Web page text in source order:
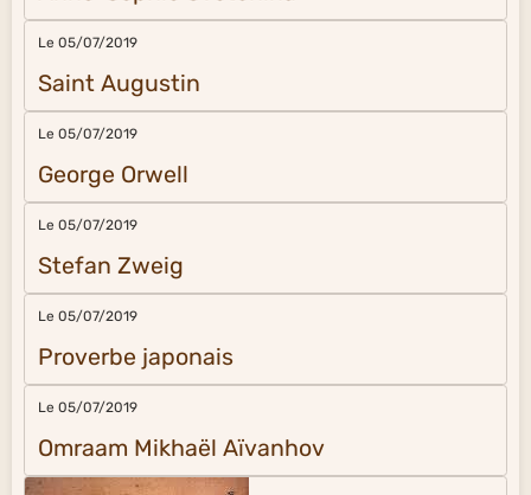
Le 05/07/2019
Saint Augustin
Le 05/07/2019
George Orwell
Le 05/07/2019
Stefan Zweig
Le 05/07/2019
Proverbe japonais
Le 05/07/2019
Omraam Mikhaël Aïvanhov